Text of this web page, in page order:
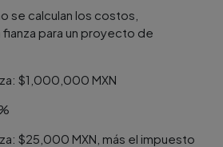
se calculan los costos,
fianza para un proyecto de
$1,000,000 MXN
$25,000 MXN, más el impuesto